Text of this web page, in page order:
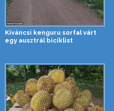
Kíváncsi kenguru sorfal várt
egy ausztrál biciklist